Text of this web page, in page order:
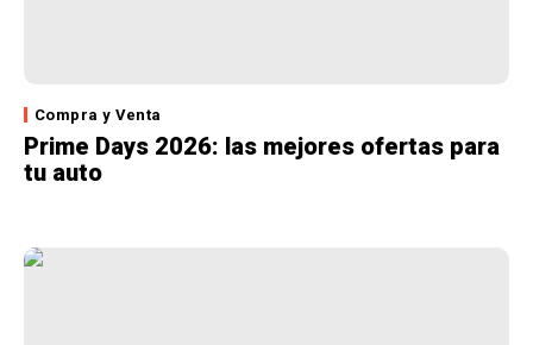
Compra y Venta
Prime Days 2026: las mejores ofertas para
tu auto